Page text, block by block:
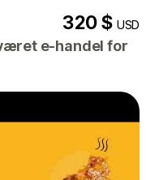
320 $USD
e-handel for